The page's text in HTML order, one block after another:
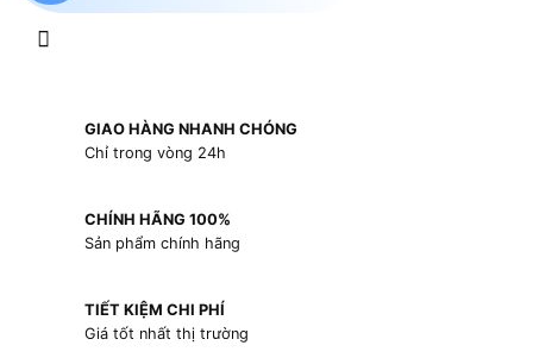
GIAO HÀNG NHANH CHÓNG
Chỉ trong vòng 24h
CHÍNH HÃNG 100%
Sản phẩm chính hãng
TIẾT KIỆM CHI PHÍ
Giá tốt nhất thị trường